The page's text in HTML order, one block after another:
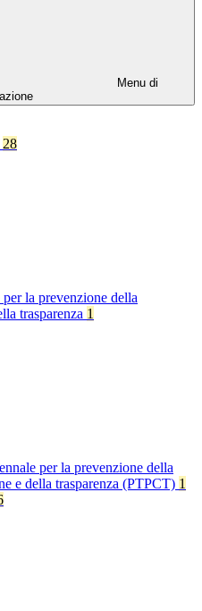
Menu di
28
la prevenzione della
trasparenza 1
per la prevenzione della
e della trasparenza (PTPCT) 1